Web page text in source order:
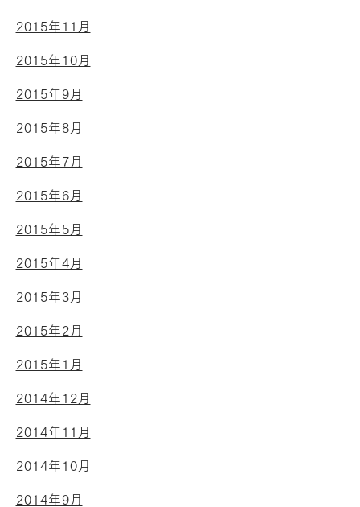
2015年11月
2015年10月
2015年9月
2015年8月
2015年7月
2015年6月
2015年5月
2015年4月
2015年3月
2015年2月
2015年1月
2014年12月
2014年11月
2014年10月
2014年9月